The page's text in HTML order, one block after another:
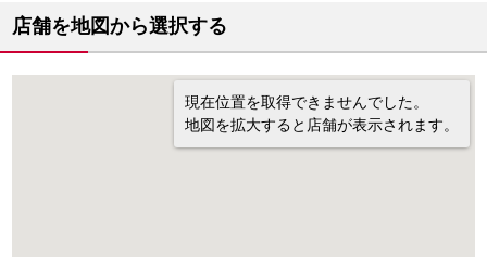
店舗を地図から選択する
現在位置を取得できませんでした。
地図を拡大すると店舗が表示されます。